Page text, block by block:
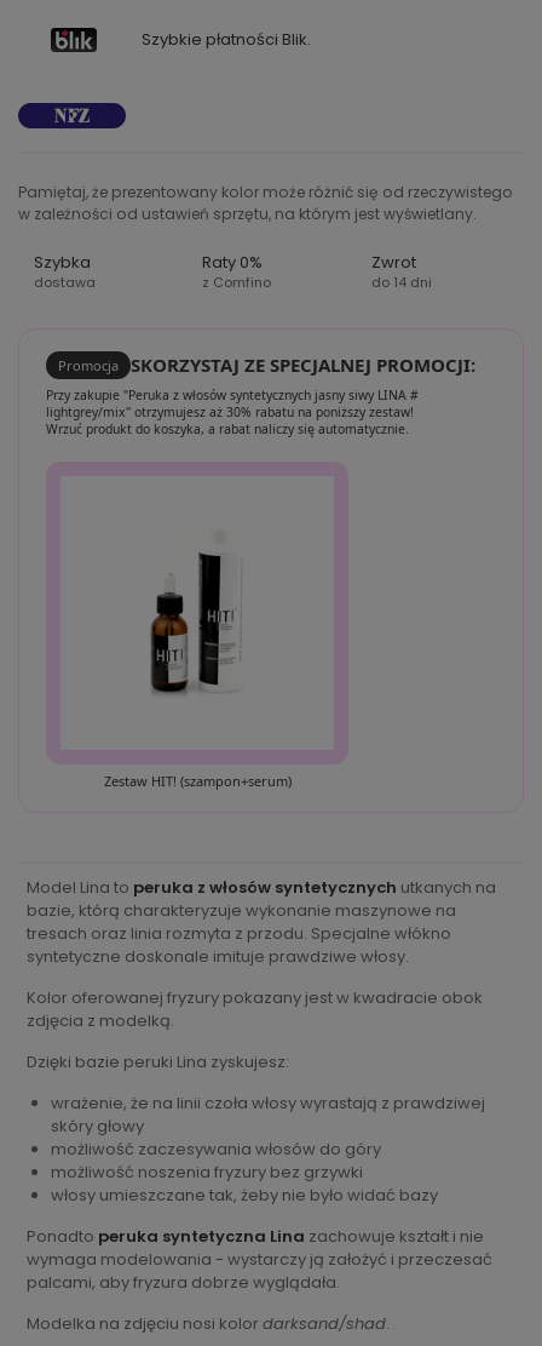
Szybkie płatności Blik.
Pamiętaj, że prezentowany kolor może różnić się od rzeczywistego
w zależności od ustawień sprzętu, na którym jest wyświetlany.
Szybka
dostawa
Raty 0%
z Comfino
Zwrot
do 14 dni
Promocja SKORZYSTAJ ZE SPECJALNEJ PROMOCJI:
Przy zakupie "Peruka z włosów syntetycznych jasny siwy LINA #
lightgrey/mix" otrzymujesz aż 30% rabatu na poniższy zestaw!
Wrzuć produkt do koszyka, a rabat naliczy się automatycznie.
Zestaw HIT! (szampon+serum)
Model Lina to peruka z włosów syntetycznych utkanych na
bazie, którą charakteryzuje wykonanie maszynowe na
tresach oraz linia rozmyta z przodu. Specjalne włókno
syntetyczne doskonale imituje prawdziwe włosy.
Kolor oferowanej fryzury pokazany jest w kwadracie obok
zdjęcia z modelką.
Dzięki bazie peruki Lina zyskujesz:
wrażenie, że na linii czoła włosy wyrastają z prawdziwej
skóry głowy
możliwość zaczesywania włosów do góry
możliwość noszenia fryzury bez grzywki
włosy umieszczane tak, żeby nie było widać bazy
Ponadto peruka syntetyczna Lina zachowuje kształt i nie
wymaga modelowania - wystarczy ją założyć i przeczesać
palcami, aby fryzura dobrze wyglądała.
Modelka na zdjęciu nosi kolor darksand/shad.